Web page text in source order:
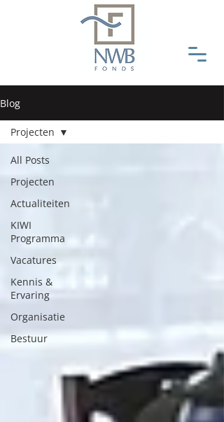
Blog
All Posts
Projecten
Actualiteiten
KIWI
Programma
Vacatures
Kennis &
Ervaring
Organisatie
Bestuur
Projecten